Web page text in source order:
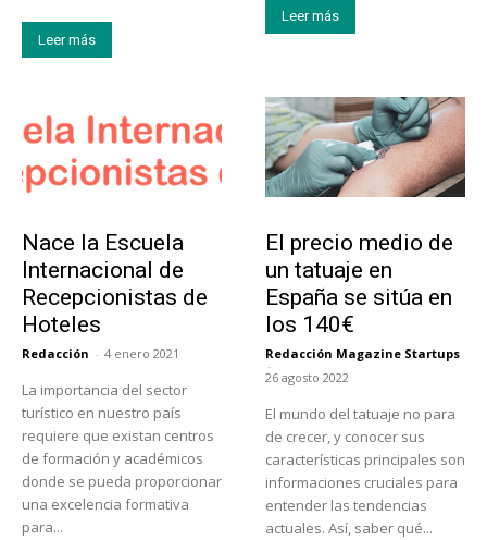
Leer más
Leer más
Nace la Escuela
Internacional de
Recepcionistas de
Hoteles
Redacción - 4 enero 2021
La importancia del sector
turístico en nuestro país
requiere que existan centros
de formación y académicos
donde se pueda proporcionar
una excelencia formativa
para...
El precio medio de
un tatuaje en
España se sitúa en
los 140€
Redacción Magazine Startups
-
26 agosto 2022
El mundo del tatuaje no para
de crecer, y conocer sus
características principales son
informaciones cruciales para
entender las tendencias
actuales. Así, saber qué...